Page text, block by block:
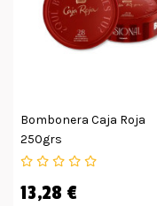
Bombonera Caja Roja
250grs
13,28 €